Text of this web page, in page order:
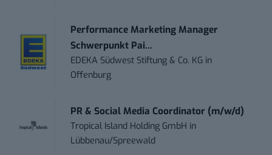
Performance Marketing Manager
Schwerpunkt Pai...
EDEKA Südwest Stiftung & Co. KG in
Offenburg
PR & Social Media Coordinator (m/w/d)
Tropical Island Holding GmbH in
Lübbenau/Spreewald